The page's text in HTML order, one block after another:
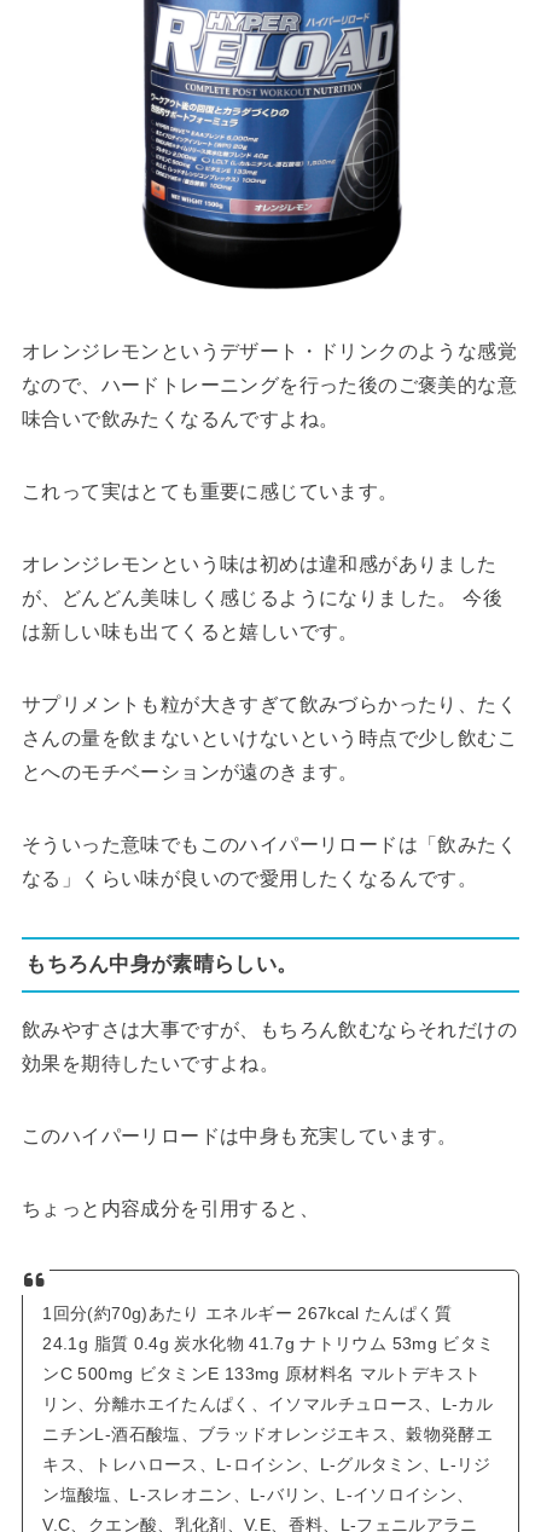
オレンジレモンというデザート・ドリンクのような感覚
なので、ハードトレーニングを行った後のご褒美的な意
味合いで飲みたくなるんですよね。
これって実はとても重要に感じています。
オレンジレモンという味は初めは違和感がありました
が、どんどん美味しく感じるようになりました。 今後
は新しい味も出てくると嬉しいです。
サプリメントも粒が大きすぎて飲みづらかったり、たく
さんの量を飲まないといけないという時点で少し飲むこ
とへのモチベーションが遠のきます。
そういった意味でもこのハイパーリロードは「飲みたく
なる」くらい味が良いので愛用したくなるんです。
もちろん中身が素晴らしい。
飲みやすさは大事ですが、もちろん飲むならそれだけの
効果を期待したいですよね。
このハイパーリロードは中身も充実しています。
ちょっと内容成分を引用すると、
1回分(約70g)あたり エネルギー 267kcal たんぱく質
24.1g 脂質 0.4g 炭水化物 41.7g ナトリウム 53mg ビタミ
ンC 500mg ビタミンE 133mg 原材料名 マルトデキスト
リン、分離ホエイたんぱく、イソマルチュロース、L-カル
ニチンL-酒石酸塩、ブラッドオレンジエキス、穀物発酵エ
キス、トレハロース、L-ロイシン、L-グルタミン、L-リジ
ン塩酸塩、L-スレオニン、L-バリン、L-イソロイシン、
V.C、クエン酸、乳化剤、V.E、香料、L-フェニルアラニ